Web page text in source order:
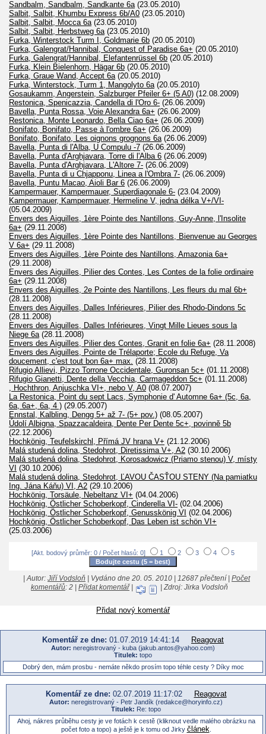
Sandbalm, Sandbalm, Sandkante 6a (23.05.2010)
Salbit, Salbit, Khumbu Express 6b/A0 (23.05.2010)
Salbit, Salbit, Mocca 6a (23.05.2010)
Salbit, Salbit, Herbstweg 6a (23.05.2010)
Furka, Winterstock Turm I, Goldmarie 6b (20.05.2010)
Furka, Galengrat/Hannibal, Conquest of Paradise 6a+ (20.05.2010)
Furka, Galengrat/Hannibal, Elefantenrüssel 6b (20.05.2010)
Furka, Klein Bielenhorn, Hägar 6b (20.05.2010)
Furka, Graue Wand, Accept 6a (20.05.2010)
Furka, Winterstock, Turm 1, Mangolyto 6a (20.05.2010)
Gosaukamm, Angerstein, Salzburger Pfeiler 6+ (5 A0) (12.08.2009)
Restonica, Spenicazzia, Candella di l'Oro 6- (26.06.2009)
Bavella, Punta Rossa, Voie Alexandra 6a+ (26.06.2009)
Restonica, Monte Leonardo, Bella Ciao 6a+ (26.06.2009)
Bonifato, Bonifato, Passe à l'ombre 6a+ (26.06.2009)
Bonifato, Bonifato, Les oignons grognons 6a (26.06.2009)
Bavella, Punta di l'Alba, U Compulu -7 (26.06.2009)
Bavella, Punta d'Arghjavara, Torre di l'Alba 6 (26.06.2009)
Bavella, Punta d'Arghjavara, L'Altore 7- (26.06.2009)
Bavella, Punta di u Chjapponu, Linea a l'Ombra 7- (26.06.2009)
Bavella, Puntu Macao, Aioli Bar 6 (26.06.2009)
Kampermauer, Kampermauer, Superdiagonale 6- (23.04.2009)
Kampermauer, Kampermauer, Hermeline V, jedna délka V+/VI-
(05.04.2009)
Envers des Aiguilles, 1ère Pointe des Nantillons, Guy-Anne, l'Insolite
6a+ (29.11.2008)
Envers des Aiguilles, 1ère Pointe des Nantillons, Bienvenue au Georges
V 6a+ (29.11.2008)
Envers des Aiguilles, 1ère Pointe des Nantillons, Amazonia 6a+
(29.11.2008)
Envers des Aiguilles, Pilier des Contes, Les Contes de la folie ordinaire
6a+ (29.11.2008)
Envers des Aiguilles, 2e Pointe des Nantillons, Les fleurs du mal 6b+
(28.11.2008)
Envers des Aiguilles, Dalles Inférieures, Pilier des Rhodo-Dindons 5c
(28.11.2008)
Envers des Aiguilles, Dalles Inférieures, Vingt Mille Lieues sous la
Niege 6a (28.11.2008)
Envers des Aiguilles, Pilier des Contes, Granit en folie 6a+ (28.11.2008)
Envers des Aiguilles, Pointe de Trélaporte; Ecole du Refuge, Va
doucement, c'est tout bon 6a+ max. (28.11.2008)
Rifugio Allievi, Pizzo Torrone Occidentale, Guronsan 5c+ (01.11.2008)
Rifugio Gianetti, Dente della Vecchia, Carmageddon 5c+ (01.11.2008)
, Hochthron, Anjuschka VI+, nebo V, A0 (08.07.2007)
La Restonica, Point du sept Lacs, Symphonie d' Automne 6a+ (5c, 6a,
6a, 6a+, 6a, 4 ) (29.05.2007)
Ennstal, Kalbling, Dengg 5+ až 7- (5+ pov.) (08.05.2007)
Údolí Albigna, Spazzacaldeira, Dente Per Dente 5c+, povinně 5b
(22.12.2006)
Hochkönig, Teufelskirchl, Přímá JV hrana V+ (21.12.2006)
Malá studená dolina, Stedohrot, Diretissima V+, A2 (30.10.2006)
Malá studená dolina, Stedohrot, Korosadowicz (Priamo stenou) V, místy
VI (30.10.2006)
Malá studená dolina, Stedohrot, ĽAVOU ČASŤOU STENY (Na pamiatku
Ing. Jána Káňu) VI, A2 (29.10.2006)
Hochkönig, Torsäule, Nebeltanz VI+ (04.04.2006)
Hochkönig, Östlicher Schoberkopf, Cinderella VI- (02.04.2006)
Hochkönig, Östlicher Schoberkopf, Genusskönig VI (02.04.2006)
Hochkönig, Östlicher Schoberkopf, Das Leben ist schön VI+
(25.03.2006)
[Akt. bodový průměr: 0 / Počet hlasů: 0] 1 2 3 4 5
| Autor: Jiří Vodsloň | Vydáno dne 20. 05. 2010 | 12687 přečtení | Počet
komentářů: 2 | Přidat komentář| | Zdroj: Jirka Vodsloň
Přidat nový komentář
Komentář ze dne: 01.07.2019 14:41:14 Reagovat
Autor: neregistrovaný - kuba (jakub.antos@yahoo.com)
Titulek: topo
Dobrý den, mám prosbu - nemáte někdo prosím topo téhle cesty ? Díky moc
Komentář ze dne: 02.07.2019 11:17:02 Reagovat
Autor: neregistrovaný - Petr Jandík (redakce@horyinfo.cz)
Titulek: Re: topo
Ahoj, nákres průběhu cesty je ve fotách k cestě (kliknout vedle malého obrázku na
počet foto a topo) a ještě je k tomu od Jirky článek